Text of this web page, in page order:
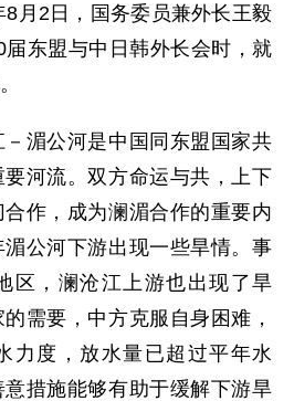
2日，国务委员兼外长王毅
东盟与中日韩外长会时，就
湄公河是中国同东盟国家共
河流。双方命运与共，上下
作，成为澜湄合作的重要内
公河下游出现一些旱情。事
区，澜沧江上游也出现了旱
需要，中方克服自身困难，
力度，放水量已超过平年水
措施能够有助于缓解下游旱